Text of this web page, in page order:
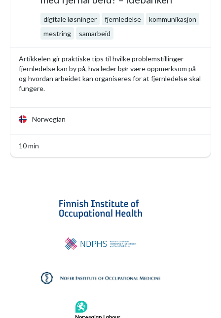
digitale løsninger fjernledelse
kommunikasjon
mestring
samarbeid
Artikkelen gir praktiske tips til hvilke problemstillinger
fjernledelse kan by på, hva leder bør være oppmerksom på
og hvordan arbeidet kan organiseres for at fjernledelse skal
fungere.
Norwegian
10 min